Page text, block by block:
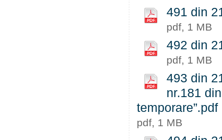
491 din
pdf, 1 MB
492 din
pdf, 1 MB
493 din
nr.181
temporare”.pdf
pdf, 1 MB